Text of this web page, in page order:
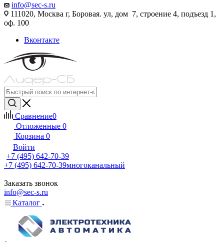
info@sec-s.ru
111020, Москва г, Боровая. ул, дом 7, строение 4, подъезд 1,
оф. 100
Вконтакте
Сравнение0
Отложенные 0
Корзина 0
Войти
+7 (495) 642-70-39
+7 (495) 642-70-39многоканальный
Заказать звонок
info@sec-s.ru
Каталог